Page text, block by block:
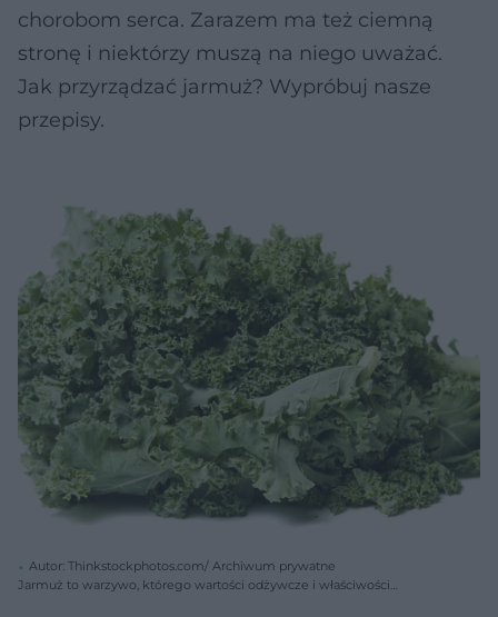
chorobom serca. Zarazem ma też ciemną
stronę i niektórzy muszą na niego uważać.
Jak przyrządzać jarmuż? Wypróbuj nasze
przepisy.
Autor: Thinkstockphotos.com/ Archiwum prywatne
Jarmuż to warzywo, którego wartości odżywcze i właściwości